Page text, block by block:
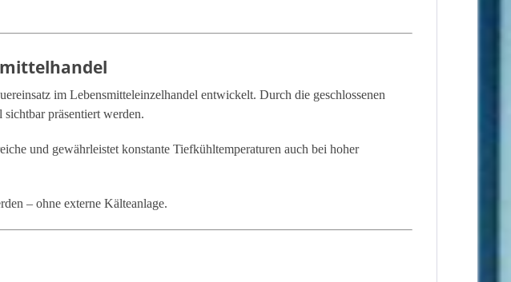
im Lebensmitteleinzelhandel entwickelt. Durch die geschlossenen
präsentiert werden.
und gewährleistet konstante Tiefkühltemperaturen auch bei hoher
– ohne externe Kälteanlage.